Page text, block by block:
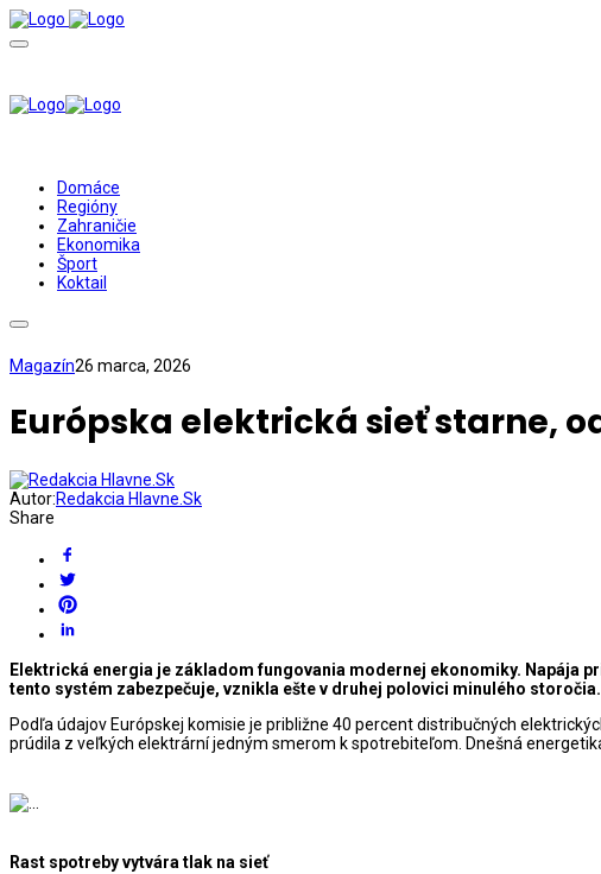
Domáce
Regióny
Zahraničie
Ekonomika
Šport
Koktail
Magazín26 marca, 2026
Európska elektrická sieť starne,
Autor:Redakcia Hlavne.Sk
Share
Elektrická energia je základom fungovania modernej ekonomiky. Napája
tento systém zabezpečuje, vznikla ešte v druhej polovici minulého storočia.
Podľa údajov Európskej komisie je približne 40 percent distribučných
prúdila z veľkých elektrární jedným smerom k spotrebiteľom. Dnešná
Rast spotreby vytvára tlak na sieť